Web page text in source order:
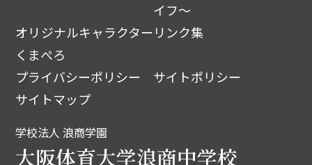
イフ～
オリジナルキャラクター
くまぺろ
リンク集
プライバシーポリシー
サイトポリシー
サイトマップ
学校法人 浪商学園
大阪体育大学浪商中学校